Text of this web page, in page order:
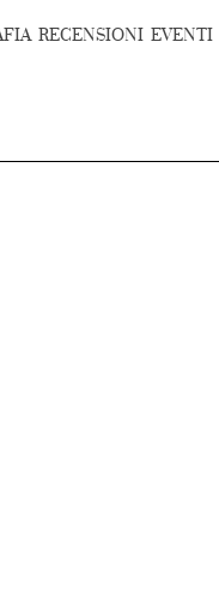
RECENSIONI EVENTI